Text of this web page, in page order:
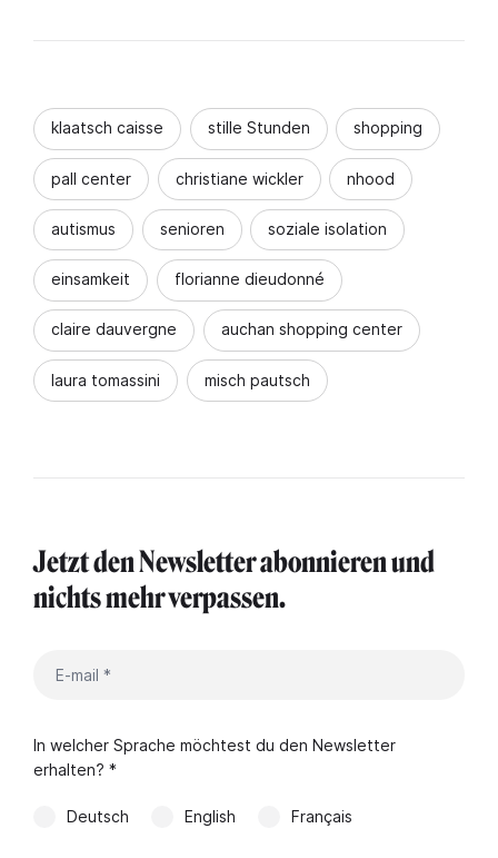
klaatsch caisse stille Stunden shopping
pall center christiane wickler nhood
autismus senioren soziale isolation
einsamkeit florianne dieudonné
claire dauvergne auchan shopping center
laura tomassini misch pautsch
Jetzt den Newsletter abonnieren und
nichts mehr verpassen.
In welcher Sprache möchtest du den Newsletter
erhalten? *
Deutsch English Français